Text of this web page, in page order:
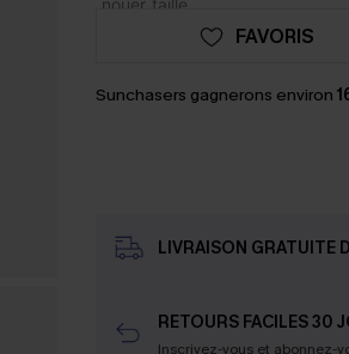
FAVORIS
Sunchasers gagnerons environ
LIVRAISON GRATUITE
RETOURS FACILES 30
Inscrivez-vous et abonnez-